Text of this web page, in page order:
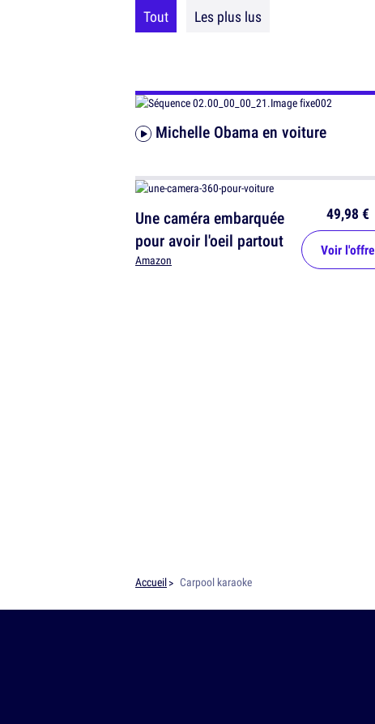
Tout Les plus lus
Michelle Obama en voiture
Une caméra embarquée
pour avoir l'oeil partout
Amazon
49,98 €
Voir l'offre
Accueil Carpool karaoke